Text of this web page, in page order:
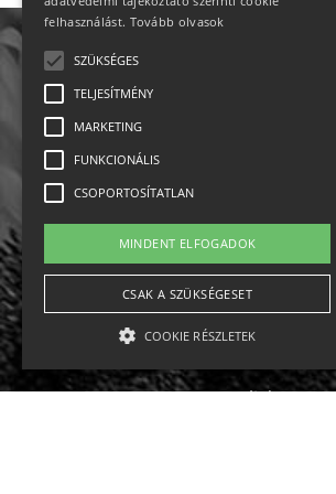
Állásajánlatok
Impresszum-kapcsolat
Jogi nyilatkozat
English
felhasználást. Tovább olvasok
SZÜKSÉGES
TELJESÍTMÉNY
MARKETING
FUNKCIONÁLIS
CSOPORTOSÍTATLAN
MINDENT ELFOGADOK
CSAK A SZÜKSÉGESET
COOKIE RÉSZLETEK